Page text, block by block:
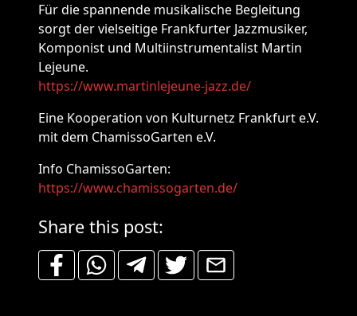
Für die spannende musikalische Begleitung
sorgt der vielseitige Frankfurter Jazzmusiker,
Komponist und Multiinstrumentalist Martin
Lejeune.
https://www.martinlejeune-jazz.de/
Eine Kooperation von Kulturnetz Frankfurt e.V.
mit dem ChamissoGarten e.V.
Info ChamissoGarten:
https://www.chamissogarten.de/
Share this post: